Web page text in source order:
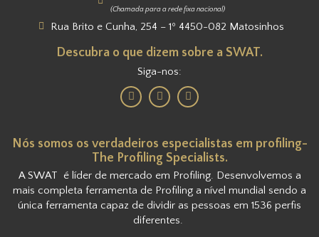
(Chamada para a rede fixa nacional)
Rua Brito e Cunha, 254 – 1º 4450-082 Matosinhos
Descubra o que dizem sobre a SWAT.
Siga-nos:
Nós somos os verdadeiros especialistas em profiling-
The Profiling Specialists.
A SWAT é líder de mercado em Profiling. Desenvolvemos a
mais completa ferramenta de Profiling a nível mundial sendo a
única ferramenta capaz de dividir as pessoas em 1536 perfis
diferentes.